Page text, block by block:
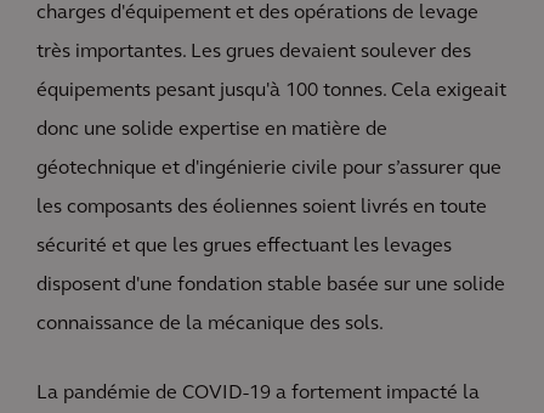
charges d'équipement et des opérations de levage
très importantes. Les grues devaient soulever des
équipements pesant jusqu'à 100 tonnes. Cela exigeait
donc une solide expertise en matière de
géotechnique et d'ingénierie civile pour s’assurer que
les composants des éoliennes soient livrés en toute
sécurité et que les grues effectuant les levages
disposent d'une fondation stable basée sur une solide
connaissance de la mécanique des sols.
La pandémie de COVID-19 a fortement impacté la